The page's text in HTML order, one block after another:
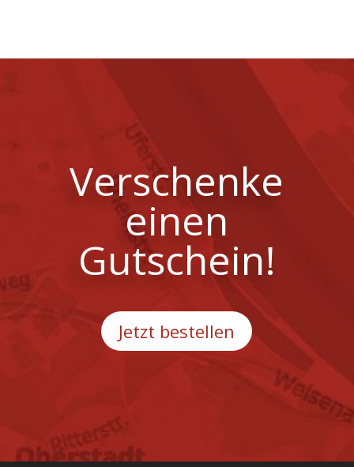
Verschenke
einen
Gutschein!
Jetzt bestellen